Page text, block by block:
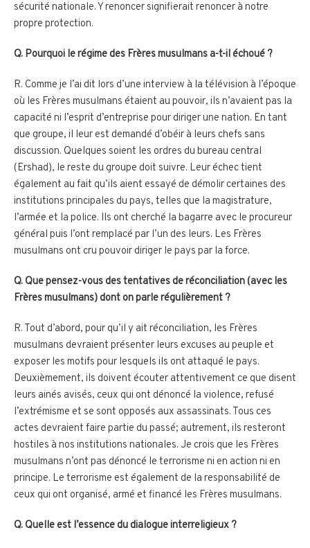
sécurité nationale. Y renoncer signifierait renoncer à notre
propre protection.
Q. Pourquoi le régime des Frères musulmans a-t-il échoué ?
R. Comme je l’ai dit lors d’une interview à la télévision à l’époque
où les Frères musulmans étaient au pouvoir, ils n’avaient pas la
capacité ni l’esprit d’entreprise pour diriger une nation. En tant
que groupe, il leur est demandé d’obéir à leurs chefs sans
discussion. Quelques soient les ordres du bureau central
(Ershad), le reste du groupe doit suivre. Leur échec tient
également au fait qu’ils aient essayé de démolir certaines des
institutions principales du pays, telles que la magistrature,
l’armée et la police. Ils ont cherché la bagarre avec le procureur
général puis l’ont remplacé par l’un des leurs. Les Frères
musulmans ont cru pouvoir diriger le pays par la force.
Q. Que pensez-vous des tentatives de réconciliation (avec les
Frères musulmans) dont on parle régulièrement ?
R. Tout d’abord, pour qu’il y ait réconciliation, les Frères
musulmans devraient présenter leurs excuses au peuple et
exposer les motifs pour lesquels ils ont attaqué le pays.
Deuxièmement, ils doivent écouter attentivement ce que disent
leurs ainés avisés, ceux qui ont dénoncé la violence, refusé
l’extrémisme et se sont opposés aux assassinats. Tous ces
actes devraient faire partie du passé; autrement, ils resteront
hostiles à nos institutions nationales. Je crois que les Frères
musulmans n’ont pas dénoncé le terrorisme ni en action ni en
principe. Le terrorisme est également de la responsabilité de
ceux qui ont organisé, armé et financé les Frères musulmans.
Q. Quelle est l’essence du dialogue interreligieux ?